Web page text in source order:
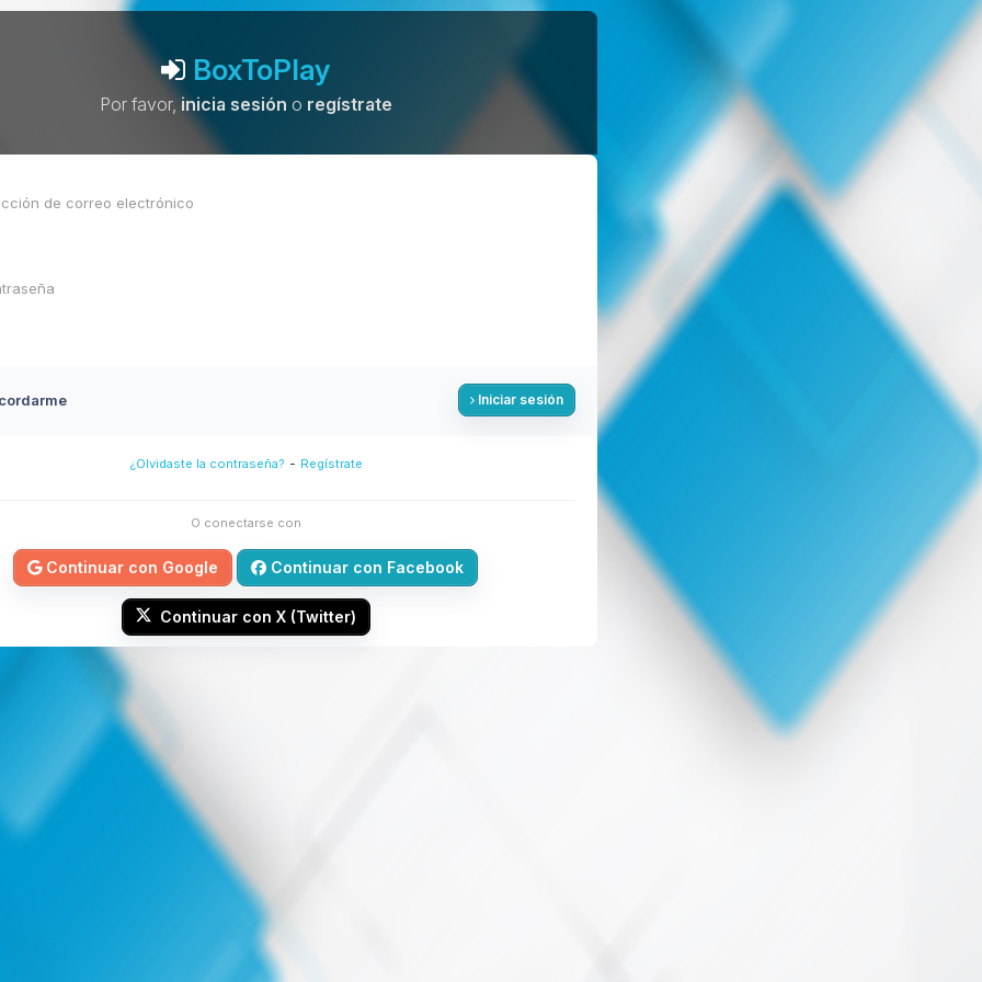
BoxToPlay
Por favor,inicia sesión o regístrate
Iniciar sesión
¿Olvidaste la contraseña? - Regístrate
O conectarse con
Continuar con Google Continuar con Facebook
Continuar con X (Twitter)